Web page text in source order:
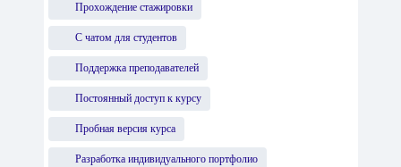
Прохождение стажировки
С чатом для студентов
Поддержка преподавателей
Постоянный доступ к курсу
Пробная версия курса
Разработка индивидуального портфолио